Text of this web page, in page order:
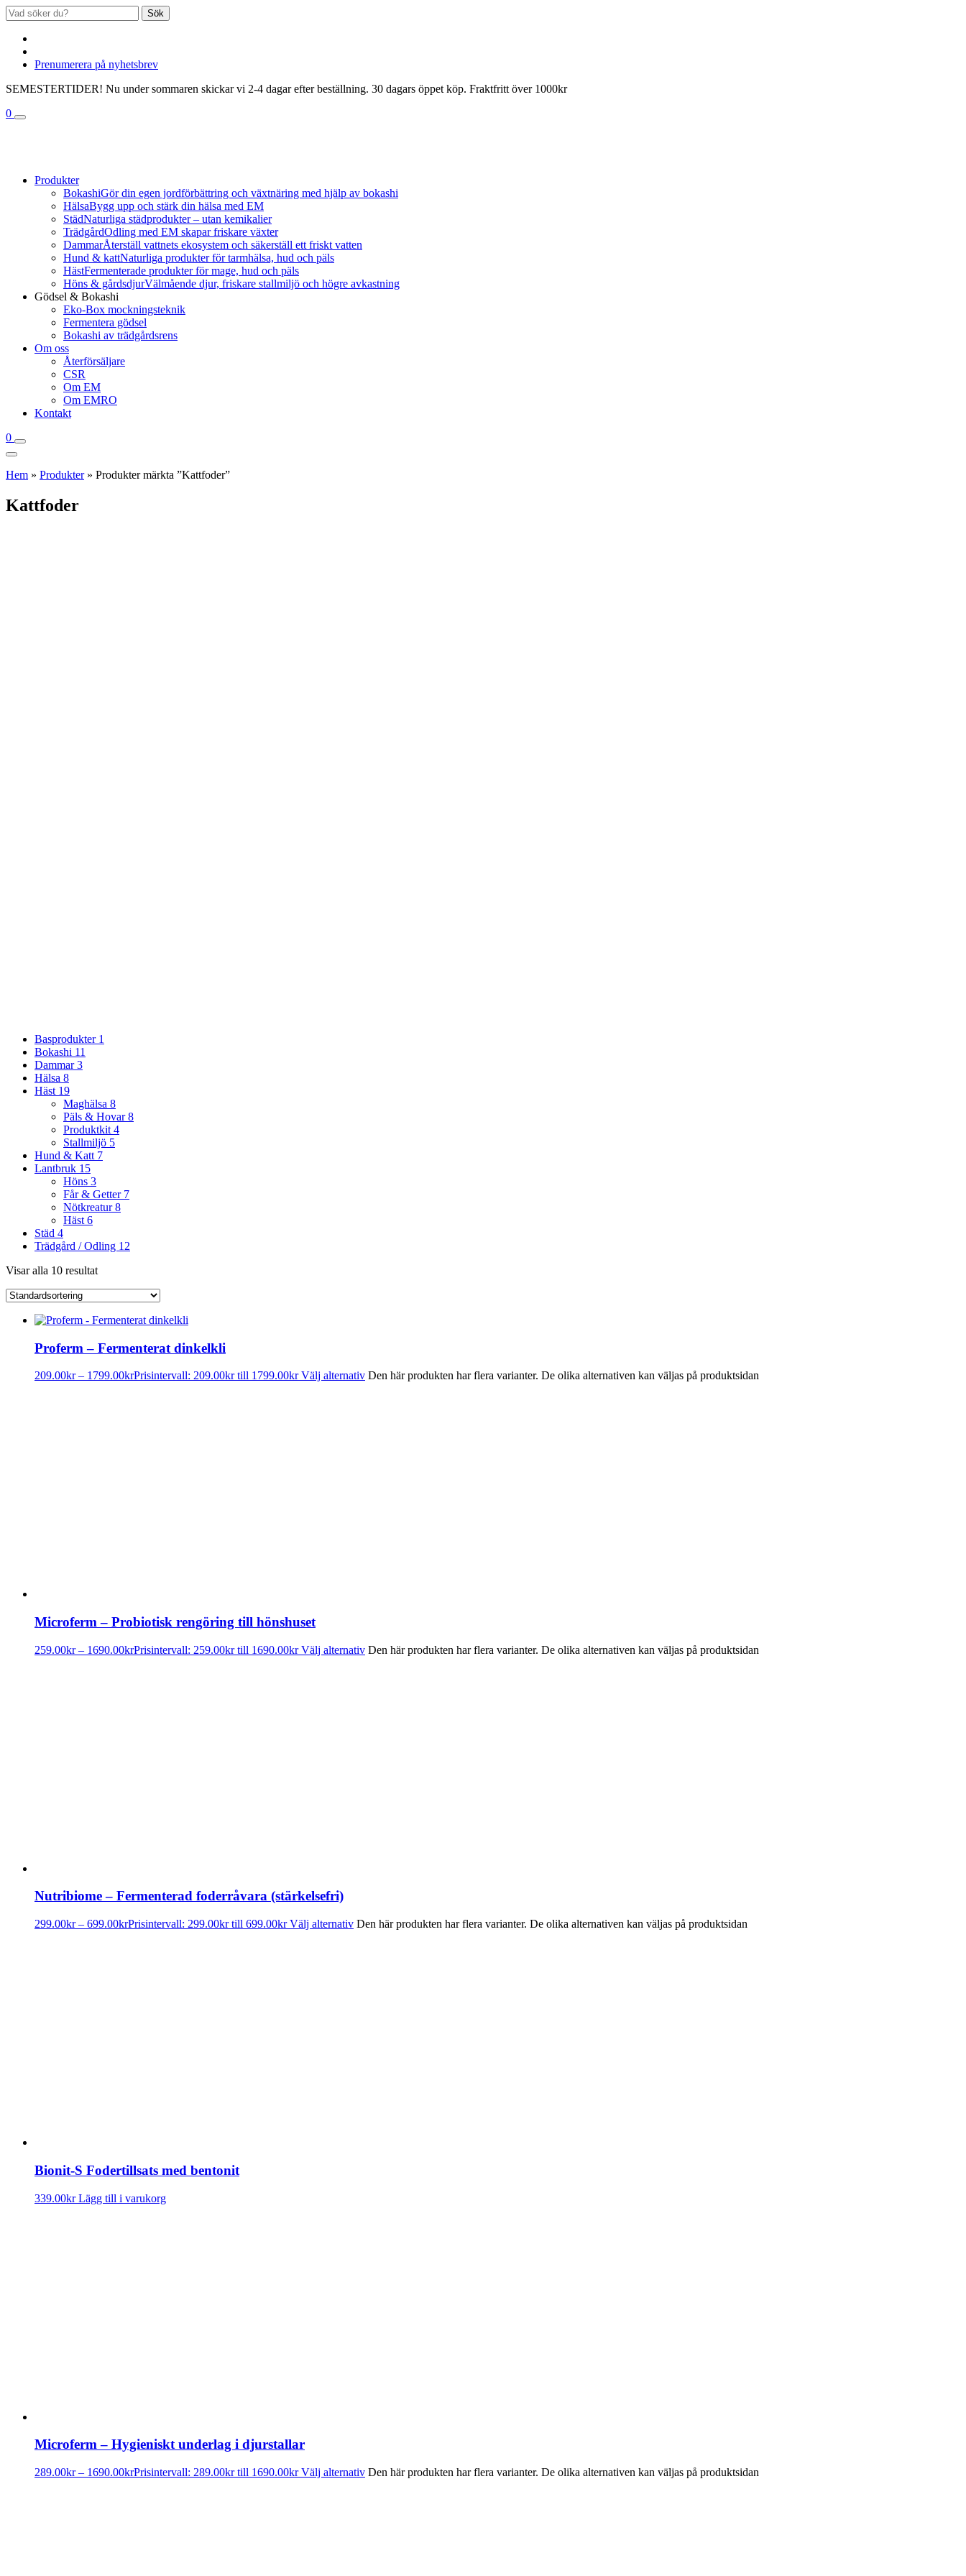
Sök
Prenumerera på nyhetsbrev
SEMESTERTIDER! Nu under sommaren skickar vi 2-4 dagar efter beställning. 30 dagars öppet köp. Fraktfritt över 1000kr
0
Produkter
BokashiGör din egen jordförbättring och växtnäring med hjälp av bokashi
HälsaBygg upp och stärk din hälsa med EM
StädNaturliga städprodukter – utan kemikalier
TrädgårdOdling med EM skapar friskare växter
DammarÅterställ vattnets ekosystem och säkerställ ett friskt vatten
Hund & kattNaturliga produkter för tarmhälsa, hud och päls
HästFermenterade produkter för mage, hud och päls
Höns & gårdsdjurVälmående djur, friskare stallmiljö och högre avkastning
Gödsel & Bokashi
Eko-Box mockningsteknik
Fermentera gödsel
Bokashi av trädgårdsrens
Om oss
Återförsäljare
CSR
Om EM
Om EMRO
Kontakt
0
Hem » Produkter» Produkter märkta ”Kattfoder”
Kattfoder
Basprodukter 1
Bokashi 11
Dammar3
Hälsa 8
Häst 19
Maghälsa 8
Päls & Hovar8
Produktkit 4
Stallmiljö 5
Hund & Katt 7
Lantbruk 15
Höns 3
Får & Getter 7
Nötkreatur8
Häst 6
Städ 4
Trädgård / Odling 12
Visar alla 10 resultat
Proferm – Fermenterat dinkelkli
209.00kr – 1799.00krPrisintervall: 209.00kr till 1799.00kr Välj alternativ Den här produkten har flera varianter. De olika alternativen kan väljas på produktsidan
Microferm – Probiotisk rengöring till hönshuset
259.00kr – 1690.00krPrisintervall: 259.00kr till 1690.00kr Välj alternativ Den här produkten har flera varianter. De olika alternativen kan väljas på produktsidan
Nutribiome – Fermenterad foderråvara (stärkelsefri)
299.00kr – 699.00krPrisintervall: 299.00kr till 699.00kr Välj alternativ Den här produkten har flera varianter. De olika alternativen kan väljas på produktsidan
Bionit-S Fodertillsats med bentonit
339.00kr Lägg till i varukorg
Microferm – Hygieniskt underlag i djurstallar
289.00kr – 1690.00krPrisintervall: 289.00kr till 1690.00kr Välj alternativ Den här produkten har flera varianter. De olika alternativen kan väljas på produktsidan